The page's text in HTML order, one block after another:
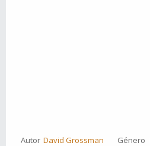
Autor David Grossman Género